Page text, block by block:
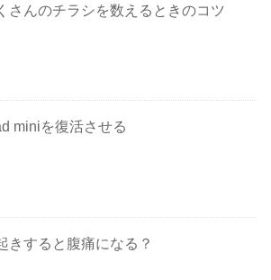
さんのチラシを数えるときのコツ
miniを復活させる
きすると腹痛になる？